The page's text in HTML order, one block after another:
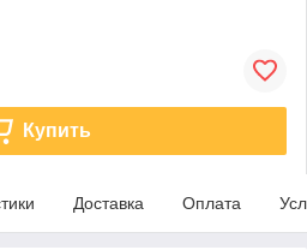
Купить
Доставка Оплата